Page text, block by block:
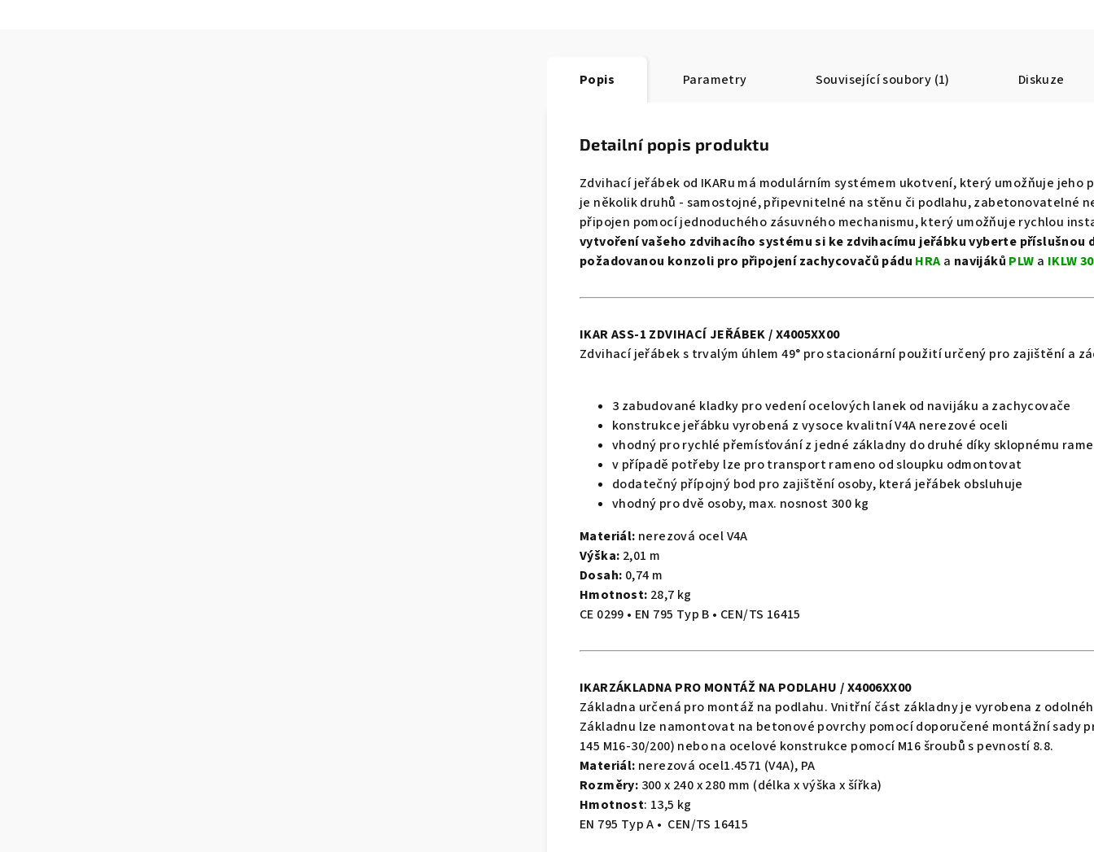
Popis Parametry Související soubory (1) Diskuze
Detailní popis produktu
Zdvihací jeřábek od IKARu má modulárním systémem ukotvení, který umožňuje
je několik druhů - samostojné, připevnitelné na stěnu či podlahu, zabetonovatelné
připojen pomocí jednoduchého zásuvného mechanismu, který umožňuje rychlou
vytvoření vašeho zdvihacího systému si ke zdvihacímu jeřábku vyberte příslušnou
požadovanou konzoli pro připojení zachycovačů pádu HRA a navijáků PLW a IKLW
IKAR ASS-1 ZDVIHACÍ JEŘÁBEK / X4005XX00
Zdvihací jeřábek s trvalým úhlem 49° pro stacionární použití určený pro zajištění a
3 zabudované kladky pro vedení ocelových lanek od navijáku a zachycovače
konstrukce jeřábku vyrobená z vysoce kvalitní V4A nerezové oceli
vhodný pro rychlé přemísťování z jedné základny do druhé díky sklopnému
v případě potřeby lze pro transport rameno od sloupku odmontovat
dodatečný přípojný bod pro zajištění osoby, která jeřábek obsluhuje
vhodný pro dvě osoby, max. nosnost 300 kg
Materiál: nerezová ocel V4A
Výška: 2,01 m
Dosah: 0,74 m
Hmotnost: 28,7 kg
CE 0299 • EN 795 Typ B • CEN/TS 16415
IKARZÁKLADNA PRO MONTÁŽ NA PODLAHU / X4006XX00
Základna určená pro montáž na podlahu. Vnitřní část základny je vyrobena z
Základnu lze namontovat na betonové povrchy pomocí doporučené montážní sady
145 M16-30/200) nebo na ocelové konstrukce pomocí M16 šroubů s pevností 8.8.
Materiál: nerezová ocel1.4571 (V4A), PA
Rozměry: 300 x 240 x 280 mm (délka x výška x šířka)
Hmotnost: 13,5 kg
EN 795 Typ A • CEN/TS 16415